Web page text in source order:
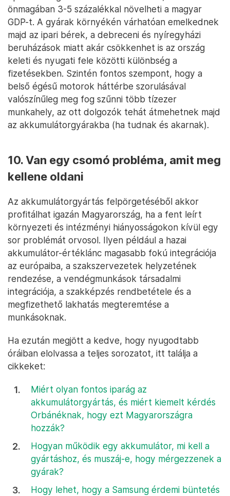
önmagában 3-5 százalékkal növelheti a magyar
GDP-t. A gyárak környékén várhatóan emelkednek
majd az ipari bérek, a debreceni és nyíregyházi
beruházások miatt akár csökkenhet is az ország
keleti és nyugati fele közötti különbség a
fizetésekben. Szintén fontos szempont, hogy a
belső égésű motorok háttérbe szorulásával
valószínűleg meg fog szűnni több tízezer
munkahely, az ott dolgozók tehát átmehetnek majd
az akkumulátorgyárakba (ha tudnak és akarnak).
10. Van egy csomó probléma, amit meg
kellene oldani
Az akkumulátorgyártás felpörgetéséből akkor
profitálhat igazán Magyarország, ha a fent leírt
környezeti és intézményi hiányosságokon kívül egy
sor problémát orvosol. Ilyen például a hazai
akkumulátor-értéklánc magasabb fokú integrációja
az európaiba, a szakszervezetek helyzetének
rendezése, a vendégmunkások társadalmi
integrációja, a szakképzés rendbetétele és a
megfizethető lakhatás megteremtése a
munkásoknak.
Ha ezután megjött a kedve, hogy nyugodtabb
óráiban elolvassa a teljes sorozatot, itt találja a
cikkeket:
Miért olyan fontos iparág az
akkumulátorgyártás, és miért kiemelt kérdés
Orbánéknak, hogy ezt Magyarországra
hozzák?
Hogyan működik egy akkumulátor, mi kell a
gyártáshoz, és muszáj-e, hogy mérgezzenek a
gyárak?
Hogy lehet, hogy a Samsung érdemi büntetés